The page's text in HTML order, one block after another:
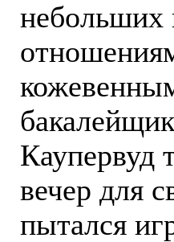
небольших
Каупервуд
вечер для
пытался